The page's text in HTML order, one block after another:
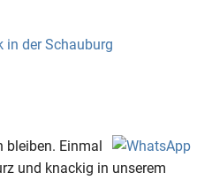
bleiben. Einmal
und knackig in unserem